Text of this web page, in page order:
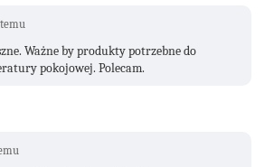
Ważne by produkty potrzebne do
pokojowej. Polecam.